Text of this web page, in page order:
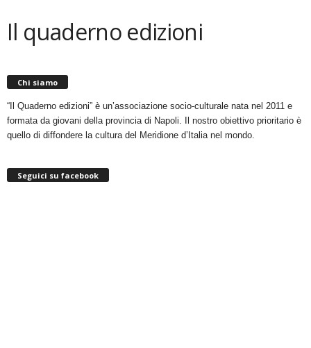
Il quaderno edizioni
Chi siamo
“Il Quaderno edizioni” è un’associazione socio-culturale nata nel 2011 e
formata da giovani della provincia di Napoli. Il nostro obiettivo prioritario è
quello di diffondere la cultura del Meridione d’Italia nel mondo.
Seguici su facebook